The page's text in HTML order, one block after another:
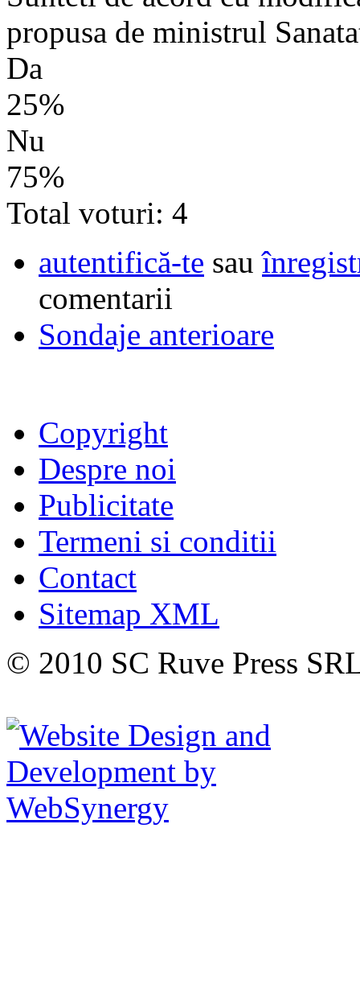
propusa de ministrul
Da
25%
Nu
75%
Total voturi: 4
autentifică-te sau
comentarii
Sondaje anterioare
Copyright
Despre noi
Publicitate
Termeni si conditii
Contact
Sitemap XML
© 2010 SC Ruve Press